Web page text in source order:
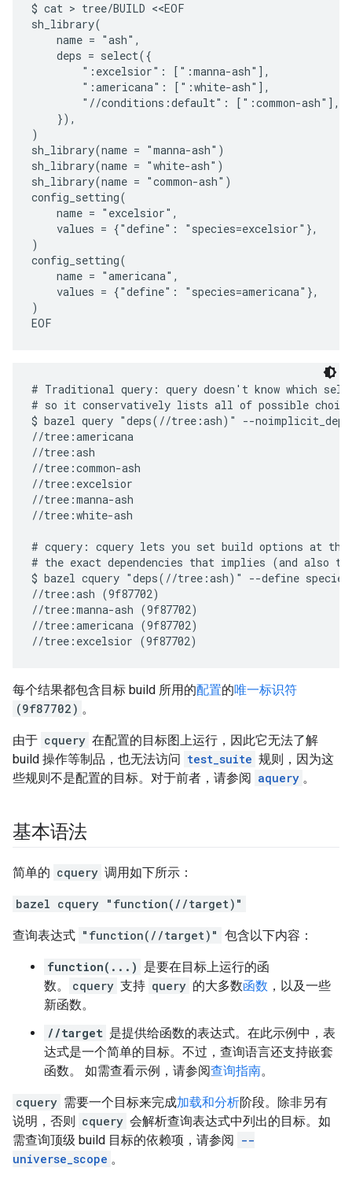
$ cat > tree/BUILD <<EOF
sh_library(
    name = "ash",
    deps = select({
        ":excelsior": [":manna-ash"],
        ":americana": [":white-ash"],
        "//conditions:default": [":common-ash"],
    }),
)
sh_library(name = "manna-ash")
sh_library(name = "white-ash")
sh_library(name = "common-ash")
config_setting(
    name = "excelsior",
    values = {"define": "species=excelsior"},
)
config_setting(
    name = "americana",
    values = {"define": "species=americana"},
)
# Traditional query: query doesn't know which
# so it conservatively lists all of possible
$ bazel query "deps(//tree:ash)" --noimplicit_deps
//tree:americana
//tree:ash
//tree:common-ash
//tree:excelsior
//tree:manna-ash
//tree:white-ash
# cquery: cquery lets you set build options at the
# the exact dependencies that implies (and also
$ bazel cquery "deps(//tree:ash)" --define
//tree:ash (9f87702)
//tree:manna-ash (9f87702)
//tree:americana (9f87702)
每个结果都包含目标 build 所用的配置的唯一标识符
(9f87702) 。
由于 cquery 在配置的目标图上运行，因此它无法了解
build 操作等制品，也无法访问 test_suite 规则，因为这
些规则不是配置的目标。对于前者，请参阅 aquery 。
基本语法
简单的 cquery 调用如下所示：
bazel cquery "function(//target)"
查询表达式 "function(//target)" 包含以下内容：
function(...) 是要在目标上运行的函
数。
cquery 支持 query 的大多数函数 ，以及一些
新函数。
//target 是提供给函数的表达式。在此示例中，表
达式是一个简单的目标。不过，查询语言还支持嵌套
函数。 如需查看示例，请参阅查询指南。
cquery 需要一个目标来完成加载和分析阶段。除非另有
说明，否则 cquery 会解析查询表达式中列出的目标。如
需查询顶级 build 目标的依赖项，请参阅 --
universe_scope 。